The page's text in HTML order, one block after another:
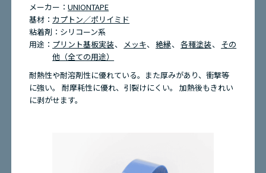
メーカー：UNIONTAPE
基材： カプトン／ポリイミド
粘着剤： シリコーン系
用途： プリント基板実装 メッキ 絶縁 各種塗装
その
他（全ての用途）
耐熱性や耐溶剤性に優れている。また厚みがあり、衝撃等
に強い。 耐摩耗性に優れ、引裂けにくい。 加熱後もきれい
に剥がせます。